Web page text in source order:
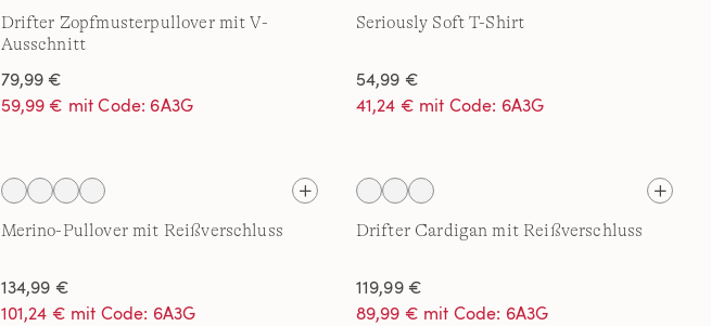
Drifter Zopfmusterpullover mit V-
Ausschnitt
79,99 €
59,99 € mit Code: 6A3G
Seriously Soft T-Shirt
54,99 €
41,24 € mit Code: 6A3G
Merino-Pullover mit Reißverschluss
134,99 €
101,24 € mit Code: 6A3G
Drifter Cardigan mit Reißverschluss
119,99 €
89,99 € mit Code: 6A3G